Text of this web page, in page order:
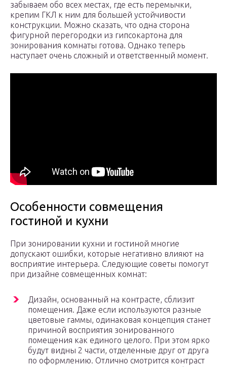
забываем обо всех местах, где есть перемычки,
крепим ГКЛ к ним для большей устойчивости
конструкции. Можно сказать, что одна сторона
фигурной перегородки из гипсокартона для
зонирования комнаты готова. Однако теперь
наступает очень сложный и ответственный момент.
Особенности совмещения
гостиной и кухни
При зонировании кухни и гостиной многие
допускают ошибки, которые негативно влияют на
восприятие интерьера. Следующие советы помогут
при дизайне совмещенных комнат:
Дизайн, основанный на контрасте, сблизит
помещения. Даже если используются разные
цветовые гаммы, одинаковая концепция станет
причиной восприятия зонированного
помещения как единого целого. При этом ярко
будут видны 2 части, отделенные друг от друга
по оформлению. Отлично смотрится контраст